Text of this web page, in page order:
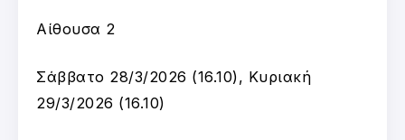
Αίθουσα 2
Σάββατο 28/3/2026 (16.10), Κυριακή
29/3/2026 (16.10)